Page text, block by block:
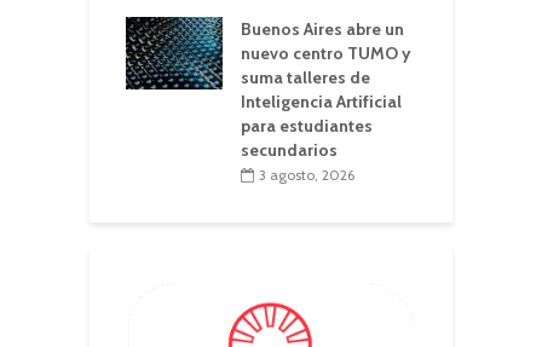
Buenos Aires abre un
nuevo centro TUMO y
suma talleres de
Inteligencia Artificial
para estudiantes
secundarios
3 agosto, 2026